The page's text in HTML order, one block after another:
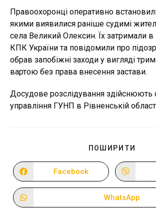
Правоохоронці оперативно
якими виявилися раніше судимі
села Великий Олексин. Їх затримали в
КПК України та повідомили про
обрав запобіжні заходи у вигляді
вартою без права внесення застави.
Досудове розслідування здійснюють
управління ГУНП в Рівненській
ПОШИРИТИ
Відкрити
в
новому
Facebook
Відкрити
WhatsApp